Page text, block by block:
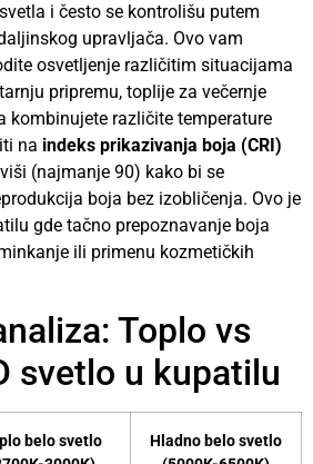
i često se kontrolišu putem
upravljača. Ovo vam
osvetljenje različitim situacijama
pripremu, toplije za večernje
kombinujete različite temperature
na indeks prikazivanja boja (CRI)
(najmanje 90) kako bi se
boja bez izobličenja. Ovo je
gde tačno prepoznavanje boja
ili primenu kozmetičkih
Toplo vs
svetlo u kupatilu
belo svetlo
Hladno belo svetlo